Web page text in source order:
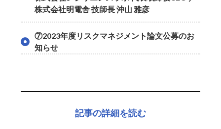
株式会社明電舎 技師長 沖山 雅彦
⑦2023年度リスクマネジメント論文公募のお
知らせ
記事の詳細を読む